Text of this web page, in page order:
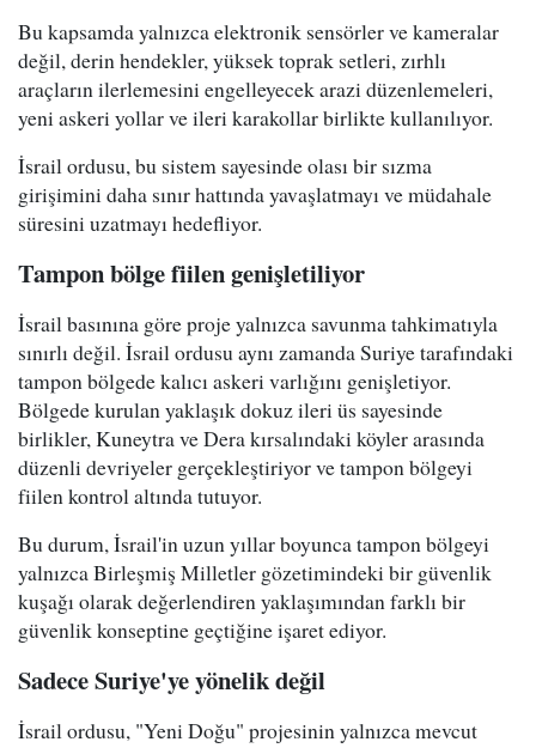
Bu kapsamda yalnızca elektronik sensörler ve kameralar
değil, derin hendekler, yüksek toprak setleri, zırhlı
araçların ilerlemesini engelleyecek arazi düzenlemeleri,
yeni askeri yollar ve ileri karakollar birlikte kullanılıyor.
İsrail ordusu, bu sistem sayesinde olası bir sızma
girişimini daha sınır hattında yavaşlatmayı ve müdahale
süresini uzatmayı hedefliyor.
Tampon bölge fiilen genişletiliyor
İsrail basınına göre proje yalnızca savunma tahkimatıyla
sınırlı değil. İsrail ordusu aynı zamanda Suriye tarafındaki
tampon bölgede kalıcı askeri varlığını genişletiyor.
Bölgede kurulan yaklaşık dokuz ileri üs sayesinde
birlikler, Kuneytra ve Dera kırsalındaki köyler arasında
düzenli devriyeler gerçekleştiriyor ve tampon bölgeyi
fiilen kontrol altında tutuyor.
Bu durum, İsrail'in uzun yıllar boyunca tampon bölgeyi
yalnızca Birleşmiş Milletler gözetimindeki bir güvenlik
kuşağı olarak değerlendiren yaklaşımından farklı bir
güvenlik konseptine geçtiğine işaret ediyor.
Sadece Suriye'ye yönelik değil
İsrail ordusu, "Yeni Doğu" projesinin yalnızca mevcut